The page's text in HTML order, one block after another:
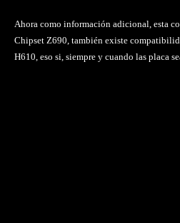
Ahora como información adicional, esta
Chipset Z690, también existe
H610, eso si, siempre y cuando las placa